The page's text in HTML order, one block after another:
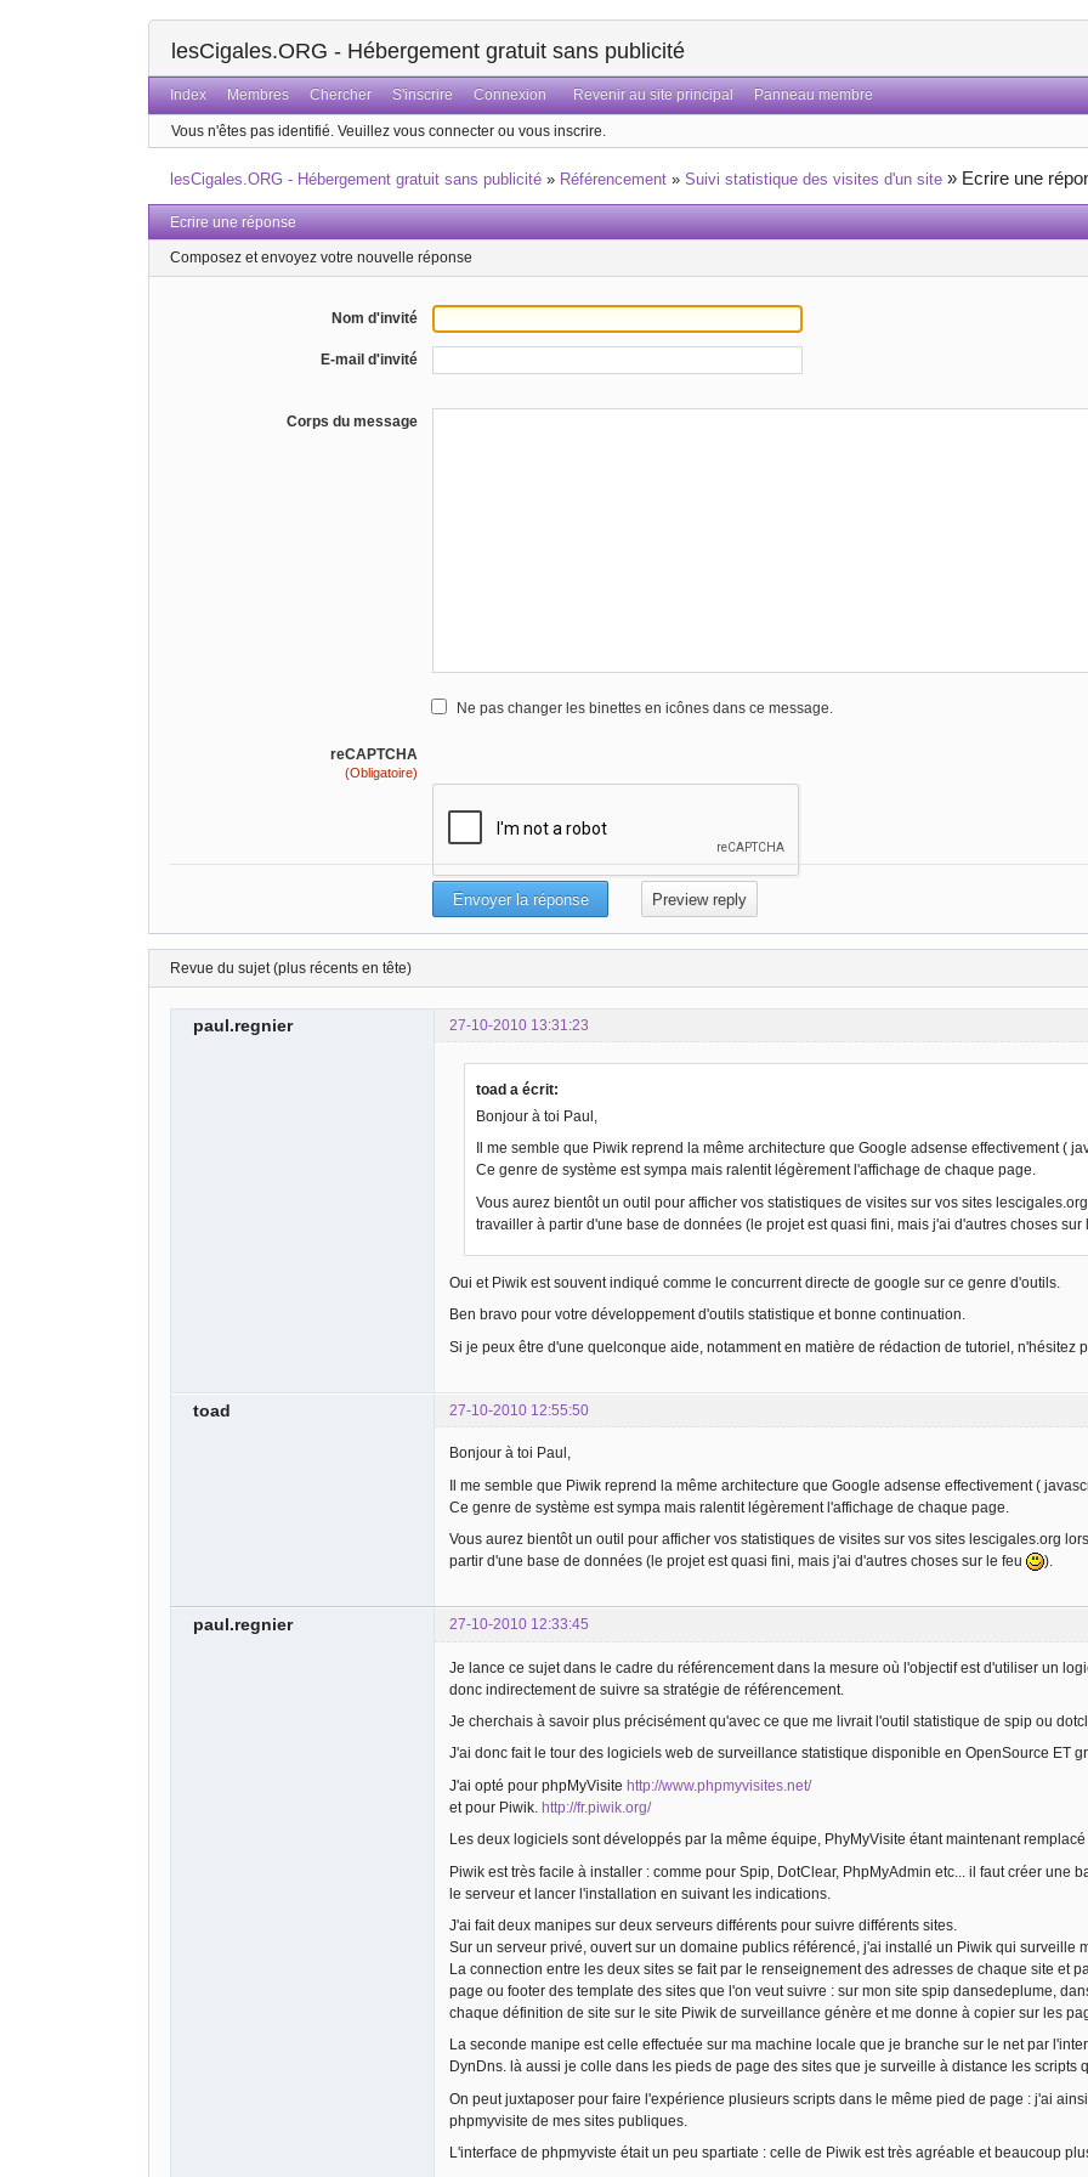
lesCigales.ORG - Hébergement gratuit sans publicité
Index Membres Chercher S'inscrire Connexion Revenir au site principal Panneau membre
Vous n'êtes pas identifié. Veuillez vous connecter ou vous inscrire.
lesCigales.ORG - Hébergement gratuit sans publicité » Référencement »Suivi statistique des visites d'un site » Ecrire une
Ecrire une réponse
Composez et envoyez votre nouvelle réponse
Nom d'invité
E-mail d'invité
Corps du message
Ne pas changer les binettes en icônes dans ce message.
reCAPTCHA
(Obligatoire)
Revue du sujet (plus récents en tête)
paul.regnier 27-10-2010 13:31:23
toad a écrit:
Bonjour à toi Paul,
Il me semble que Piwik reprend la même architecture que Google adsense effectivement (
Ce genre de système est sympa mais ralentit légèrement l'affichage de chaque page.
Vous aurez bientôt un outil pour afficher vos statistiques de visites sur vos sites
travailler à partir d'une base de données (le projet est quasi fini, mais j'ai d'autres choses
Oui et Piwik est souvent indiqué comme le concurrent directe de google sur ce genre d'outils.
Ben bravo pour votre développement d'outils statistique et bonne continuation.
Si je peux être d'une quelconque aide, notamment en matière de rédaction de tutoriel, n'hésitez
toad 27-10-2010 12:55:50
Bonjour à toi Paul,
Il me semble que Piwik reprend la même architecture que Google adsense effectivement (
Ce genre de système est sympa mais ralentit légèrement l'affichage de chaque page.
Vous aurez bientôt un outil pour afficher vos statistiques de visites sur vos sites lescigales.org
partir d'une base de données (le projet est quasi fini, mais j'ai d'autres choses sur le feu
).
paul.regnier 27-10-2010 12:33:45
Je lance ce sujet dans le cadre du référencement dans la mesure où l'objectif est d'utiliser un
donc indirectement de suivre sa stratégie de référencement.
Je cherchais à savoir plus précisément qu'avec ce que me livrait l'outil statistique de spip ou
J'ai donc fait le tour des logiciels web de surveillance statistique disponible en OpenSource ET
J'ai opté pour phpMyVisite http://www.phpmyvisites.net/
et pour Piwik. http://fr.piwik.org/
Les deux logiciels sont développés par la même équipe, PhyMyVisite étant maintenant
Piwik est très facile à installer : comme pour Spip, DotClear, PhpMyAdmin etc... il faut créer une
le serveur et lancer l'installation en suivant les indications.
J'ai fait deux manipes sur deux serveurs différents pour suivre différents sites.
Sur un serveur privé, ouvert sur un domaine publics référencé, j'ai installé un Piwik qui surveille
La connection entre les deux sites se fait par le renseignement des adresses de chaque site et
page ou footer des template des sites que l'on veut suivre : sur mon site spip dansedeplume,
chaque définition de site sur le site Piwik de surveillance génère et me donne à copier sur les
La seconde manipe est celle effectuée sur ma machine locale que je branche sur le net par
DynDns. là aussi je colle dans les pieds de page des sites que je surveille à distance les
On peut juxtaposer pour faire l'expérience plusieurs scripts dans le même pied de page : j'ai
phpmyvisite de mes sites publiques.
L'interface de phpmyviste était un peu spartiate : celle de Piwik est très agréable et beaucoup